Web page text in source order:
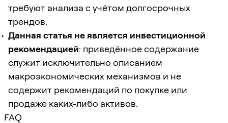
требуют анализа с учётом долгосрочных
трендов.
Данная статья не является инвестиционной
рекомендацией: приведённое содержание
служит исключительно описанием
макроэкономических механизмов и не
содержит рекомендаций по покупке или
продаже каких-либо активов.
FAQ